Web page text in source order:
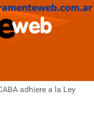
adhiere a la Ley